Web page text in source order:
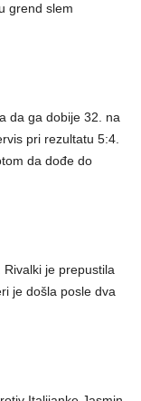
grend slem
da ga dobije 32. na
pri rezultatu 5:4.
da dođe do
je prepustila
je došla posle dva